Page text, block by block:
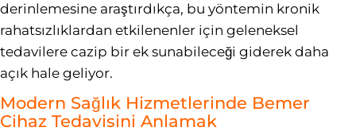
derinlemesine araştırdıkça, bu yöntemin kronik
rahatsızlıklardan etkilenenler için geleneksel
tedavilere cazip bir ek sunabileceği giderek daha
açık hale geliyor.
Modern Sağlık Hizmetlerinde Bemer
Cihaz Tedavisini Anlamak